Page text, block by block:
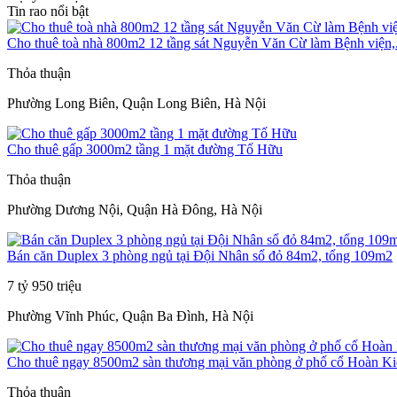
Tin rao nổi bật
Cho thuê toà nhà 800m2 12 tầng sát Nguyễn Văn Cừ làm Bệnh
Thỏa thuận
Phường Long Biên, Quận Long Biên, Hà Nội
Cho thuê gấp 3000m2 tầng 1 mặt đường Tố Hữu
Thỏa thuận
Phường Dương Nội, Quận Hà Đông, Hà Nội
Bán căn Duplex 3 phòng ngủ tại Đội Nhân sổ đỏ 84m2, tổng 109m2
7 tỷ 950 triệu
Phường Vĩnh Phúc, Quận Ba Đình, Hà Nội
Cho thuê ngay 8500m2 sàn thương mại văn phòng ở phố cổ Hoàn
Thỏa thuận